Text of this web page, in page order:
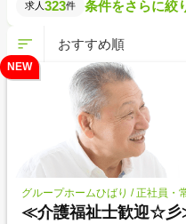
求人 323件 条件をさらに絞
NEW
グループホームひばり / 正社員・
≪介護福祉士歓迎☆彡